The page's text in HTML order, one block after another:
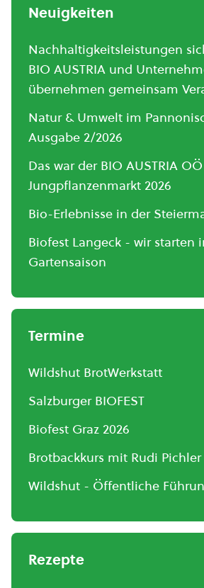
Neuigkeiten
Nachhaltigkeitsleistungen
BIO AUSTRIA und
übernehmen gemeinsam
Natur & Umwelt im
Ausgabe 2/2026
Das war der BIO AUSTRIA OÖ
Jungpflanzenmarkt 2026
Bio-Erlebnisse in der
Biofest Langeck - wir starten
Gartensaison
Termine
Wildshut BrotWerkstatt
Salzburger BIOFEST
Biofest Graz 2026
Brotbackkurs mit Rudi Pichler
Wildshut - Öffentliche
Rezepte